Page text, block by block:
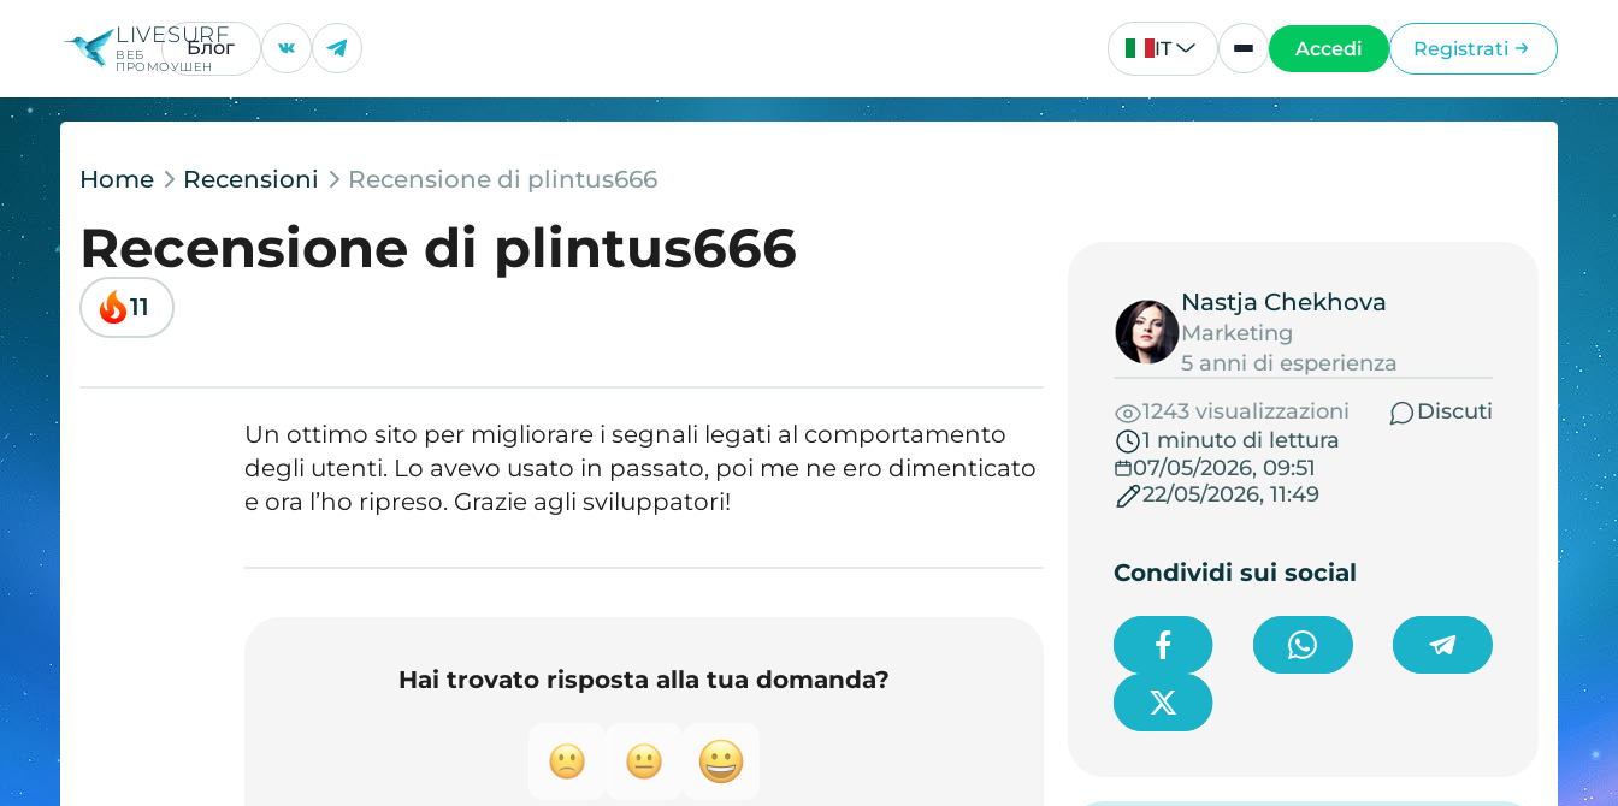
LIVESURF
ВЕБ
ПРОМОУШЕН
Блог IT Accedi Registrati
Home Recensioni Recensione di plintus666
Recensione di plintus666
11
Un ottimo sito per migliorare i segnali legati al comportamento
degli utenti. Lo avevo usato in passato, poi me ne ero dimenticato
e ora l’ho ripreso. Grazie agli sviluppatori!
Hai trovato risposta alla tua domanda?
Nastja Chekhova
Marketing
5 anni di esperienza
1243 visualizzazioni
Discuti
1 minuto di lettura
07/05/2026, 09:51
22/05/2026, 11:49
Condividi sui social